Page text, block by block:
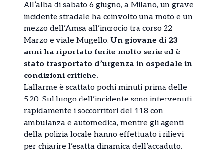
All’alba di sabato 6 giugno, a Milano, un grave
incidente stradale ha coinvolto una moto e un
mezzo dell’Amsa all’incrocio tra corso 22
Marzo e viale Mugello. Un giovane di 23
anni ha riportato ferite molto serie ed è
stato trasportato d’urgenza in ospedale in
condizioni critiche.
L’allarme è scattato pochi minuti prima delle
5.20. Sul luogo dell’incidente sono intervenuti
rapidamente i soccorritori del 118 con
ambulanza e automedica, mentre gli agenti
della polizia locale hanno effettuato i rilievi
per chiarire l’esatta dinamica dell’accaduto.